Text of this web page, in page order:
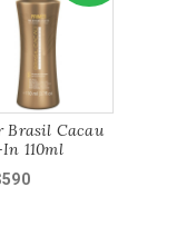
Brasil Cacau
110ml
590El